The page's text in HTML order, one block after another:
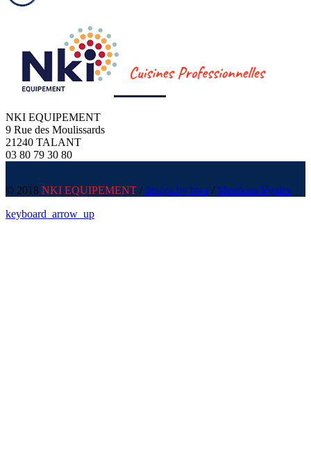
NKI EQUIPEMENT
9 Rue des Moulissards
21240 TALANT
03 80 79 30 80
© 2018 NKI EQUIPEMENT / design by bwa / Mentions légales
keyboard_arrow_up